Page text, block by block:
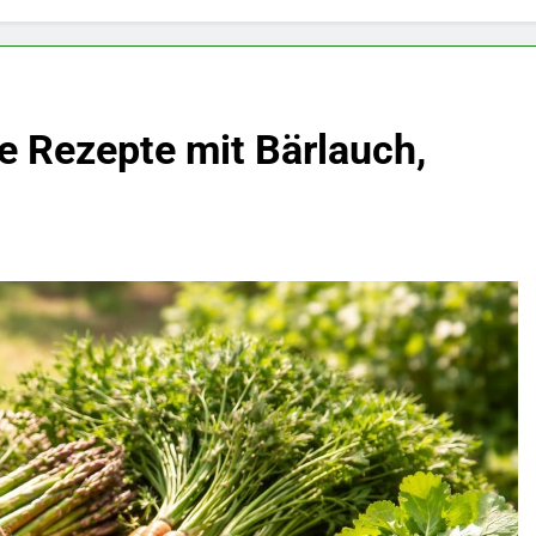
Rezepte mit Bärlauch,